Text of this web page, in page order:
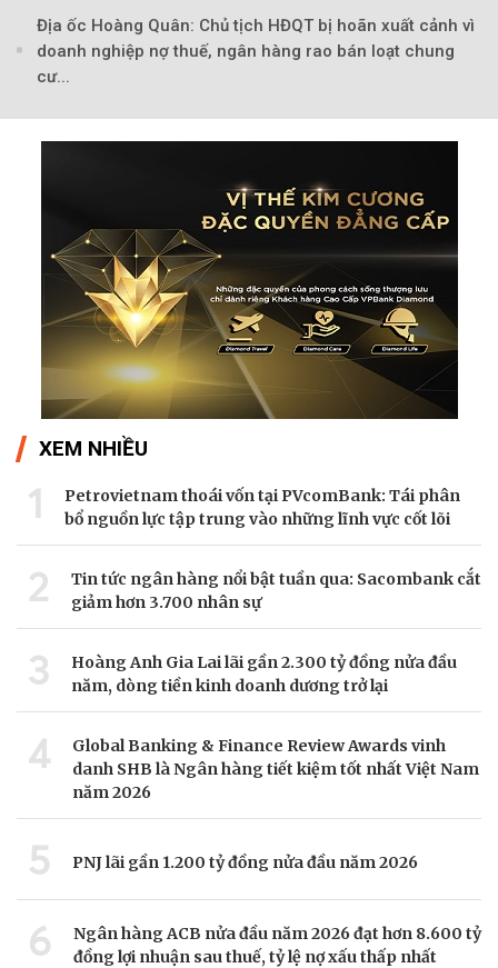
Địa ốc Hoàng Quân: Chủ tịch HĐQT bị hoãn xuất cảnh vì
doanh nghiệp nợ thuế, ngân hàng rao bán loạt chung
cư...
XEM NHIỀU
1
Petrovietnam thoái vốn tại PVcomBank: Tái phân
bổ nguồn lực tập trung vào những lĩnh vực cốt lõi
2
Tin tức ngân hàng nổi bật tuần qua: Sacombank cắt
giảm hơn 3.700 nhân sự
3
Hoàng Anh Gia Lai lãi gần 2.300 tỷ đồng nửa đầu
năm, dòng tiền kinh doanh dương trở lại
4
Global Banking & Finance Review Awards vinh
danh SHB là Ngân hàng tiết kiệm tốt nhất Việt Nam
năm 2026
5 PNJ lãi gần 1.200 tỷ đồng nửa đầu năm 2026
6
Ngân hàng ACB nửa đầu năm 2026 đạt hơn 8.600 tỷ
đồng lợi nhuận sau thuế, tỷ lệ nợ xấu thấp nhất